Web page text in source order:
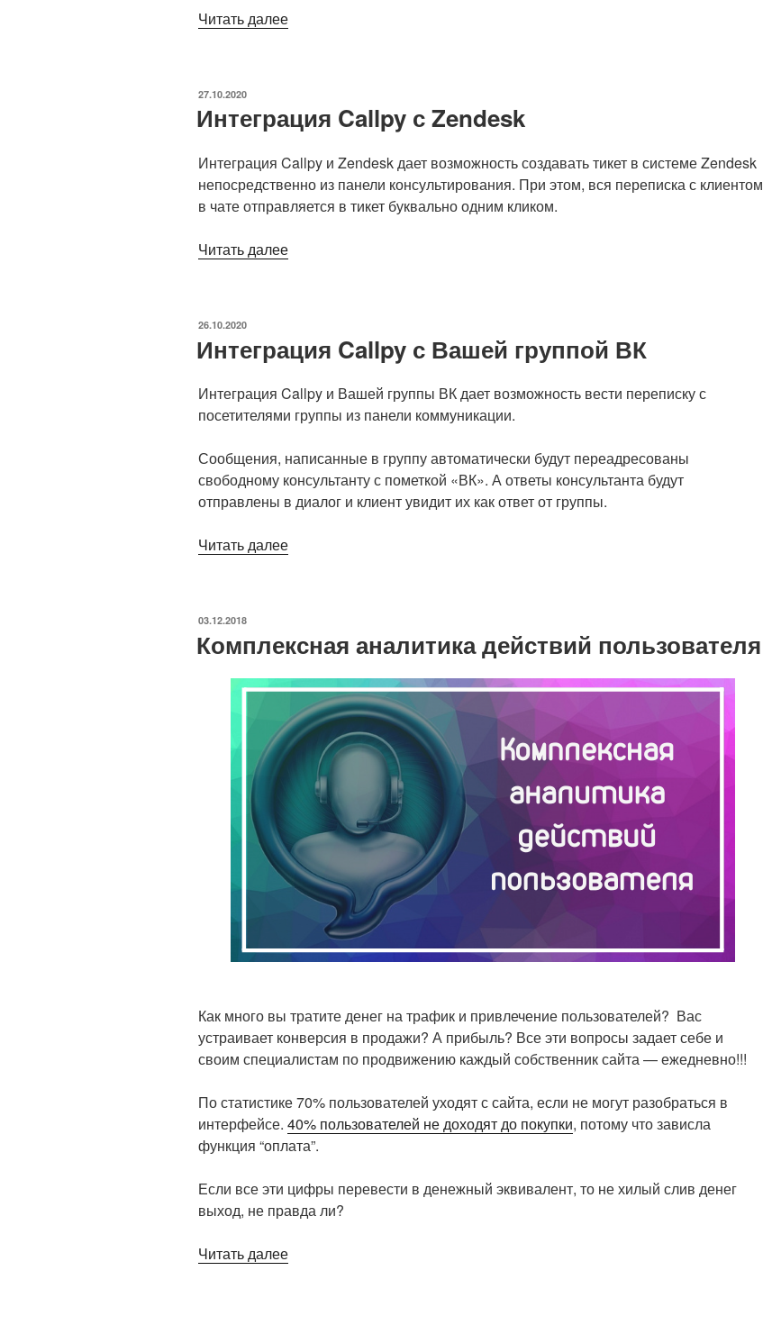
Читать далее
ОПУБЛИКОВАНО
27.10.2020
Интеграция Callpy с Zendesk
Интеграция Callpy и Zendesk дает возможность создавать тикет в системе Zendesk
непосредственно из панели консультирования. При этом, вся переписка с клиентом
в чате отправляется в тикет буквально одним кликом.
Читать далее
ОПУБЛИКОВАНО
26.10.2020
Интеграция Callpy с Вашей группой ВК
Интеграция Callpy и Вашей группы ВК дает возможность вести переписку с
посетителями группы из панели коммуникации.
Сообщения, написанные в группу автоматически будут переадресованы
свободному консультанту с пометкой «ВК». А ответы консультанта будут
отправлены в диалог и клиент увидит их как ответ от группы.
Читать далее
ВК»
ОПУБЛИКОВАНО
03.12.2018
Комплексная аналитика действий пользователя
Как много вы тратите денег на трафик и привлечение пользователей? Вас
устраивает конверсия в продажи? А прибыль? Все эти вопросы задает себе и
своим специалистам по продвижению каждый собственник сайта — ежедневно!!!
По статистике 70% пользователей уходят с сайта, если не могут разобраться в
интерфейсе. 40% пользователей не доходят до покупки, потому что зависла
функция “оплата”.
Если все эти цифры перевести в денежный эквивалент, то не хилый слив денег
выход, не правда ли?
Читать далее